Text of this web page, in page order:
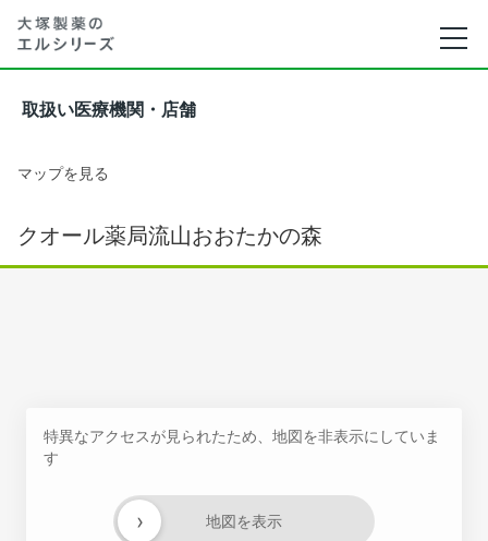
取扱い医療機関・店舗
マップを見る
クオール薬局流山おおたかの森
特異なアクセスが見られたため、地図を非表示にしていま
す
地図を表示
›